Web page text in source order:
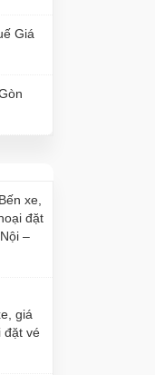
Giá
xe,
đặt
–
giá
đặt vé